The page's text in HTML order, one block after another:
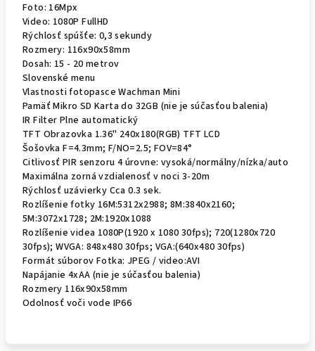
Foto: 16Mpx
Video: 1080P FullHD
Rýchlosť spúšťe: 0,3 sekundy
Rozmery: 116x90x58mm
Dosah: 15 - 20 metrov
Slovenské menu
Vlastnosti fotopasce Wachman Mini
Pamäť Mikro SD Karta do 32GB (nie je súčasťou balenia)
IR Filter Plne automatický
TFT Obrazovka 1.36" 240x180(RGB) TFT LCD
Šošovka F=4.3mm; F/NO=2.5; FOV=84°
Citlivosť PIR senzoru 4 úrovne: vysoká/normálny/nízka/auto
Maximálna zorná vzdialenosť v noci 3-20m
Rýchlosť uzávierky Cca 0.3 sek.
Rozlíšenie fotky 16M:5312x2988; 8M:3840x2160;
5M:3072x1728; 2M:1920x1088
Rozlíšenie videa 1080P(1920 x 1080 30fps); 720(1280x720
30fps); WVGA: 848x480 30fps; VGA:(640x480 30fps)
Formát súborov Fotka: JPEG / video:AVI
Napájanie 4xAA (nie je súčasťou balenia)
Rozmery 116x90x58mm
Odolnosť voči vode IP66